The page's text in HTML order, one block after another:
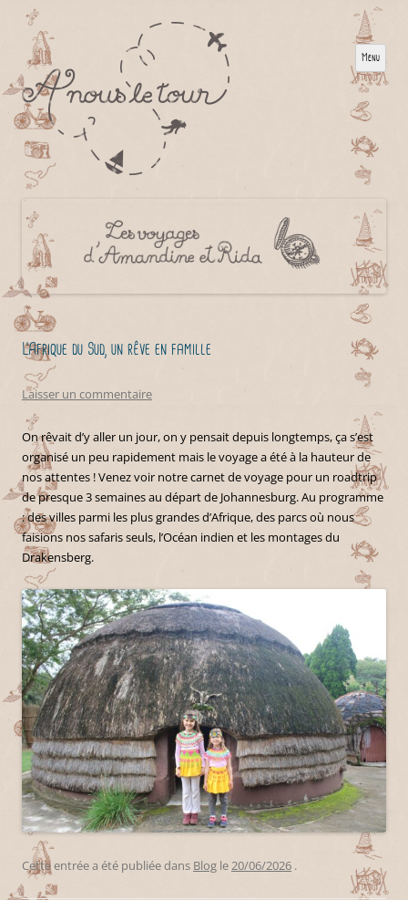
Menu
L’Afrique du Sud, un rêve en famille
Laisser un commentaire
On rêvait d’y aller un jour, on y pensait depuis longtemps, ça s’est
organisé un peu rapidement mais le voyage a été à la hauteur de
nos attentes ! Venez voir notre carnet de voyage pour un roadtrip
de presque 3 semaines au départ de Johannesburg. Au programme
: des villes parmi les plus grandes d’Afrique, des parcs où nous
faisions nos safaris seuls, l’Océan indien et les montages du
Drakensberg.
Cette entrée a été publiée dans Blog le20/06/2026 .